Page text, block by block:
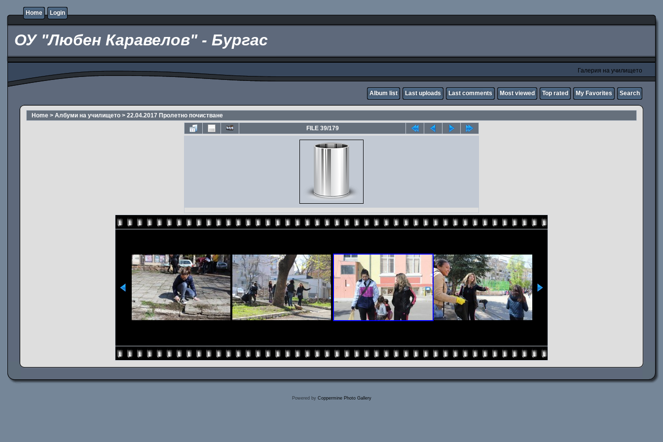
Home Login
ОУ "Любен Каравелов" - Бургас
Галерия на училището
Album list Last uploads Last comments Most viewed Top rated My Favorites Search
Home > Албуми на училището > 22.04.2017 Пролетно почистване
FILE 39/179
Powered by Coppermine Photo Gallery